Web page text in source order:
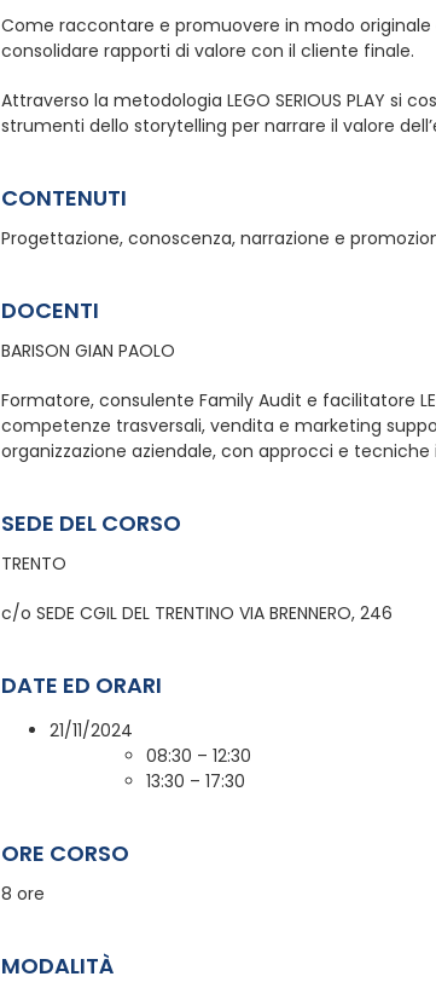
Come raccontare e promuovere in modo
consolidare rapporti di valore con il cliente finale.
Attraverso la metodologia LEGO SERIOUS PLAY
strumenti dello storytelling per narrare il valore
CONTENUTI
Progettazione, conoscenza, narrazione e
DOCENTI
BARISON GIAN PAOLO
Formatore, consulente Family Audit e facilitatore
competenze trasversali, vendita e marketing
organizzazione aziendale, con approcci e tecniche
SEDE DEL CORSO
TRENTO
c/o SEDE CGIL DEL TRENTINO VIA BRENNERO, 246
DATE ED ORARI
21/11/2024
08:30 – 12:30
13:30 – 17:30
ORE CORSO
8 ore
MODALITÀ